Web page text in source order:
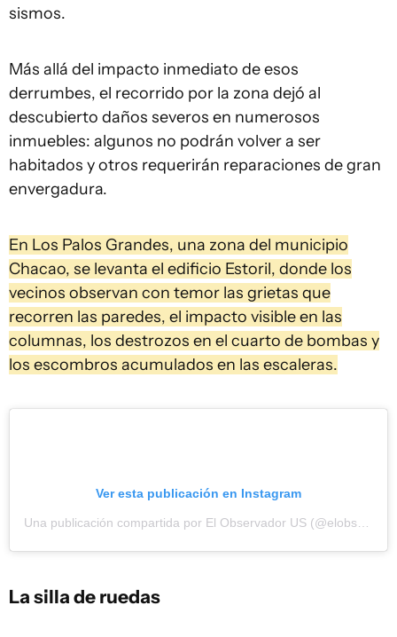
sismos.
Más allá del impacto inmediato de esos
derrumbes, el recorrido por la zona dejó al
descubierto daños severos en numerosos
inmuebles: algunos no podrán volver a ser
habitados y otros requerirán reparaciones de gran
envergadura.
En Los Palos Grandes, una zona del municipio
Chacao, se levanta el edificio Estoril, donde los
vecinos observan con temor las grietas que
recorren las paredes, el impacto visible en las
columnas, los destrozos en el cuarto de bombas y
los escombros acumulados en las escaleras.
Ver esta publicación en Instagram
La silla de ruedas